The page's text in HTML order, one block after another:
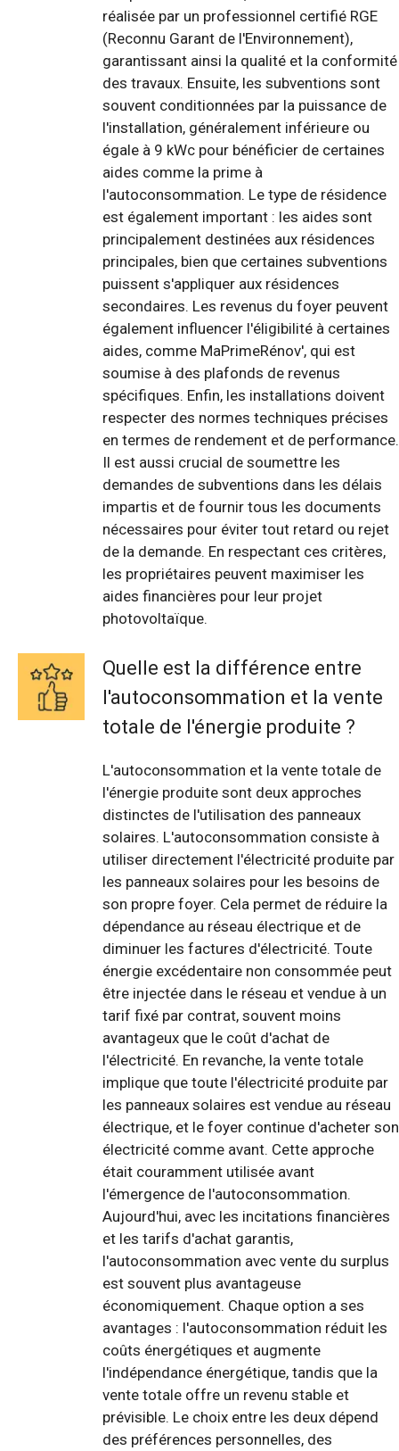
réalisée par un professionnel certifié RGE
(Reconnu Garant de l'Environnement),
garantissant ainsi la qualité et la conformité
des travaux. Ensuite, les subventions sont
souvent conditionnées par la puissance de
l'installation, généralement inférieure ou
égale à 9 kWc pour bénéficier de certaines
aides comme la prime à
l'autoconsommation. Le type de résidence
est également important : les aides sont
principalement destinées aux résidences
principales, bien que certaines subventions
puissent s'appliquer aux résidences
secondaires. Les revenus du foyer peuvent
également influencer l'éligibilité à certaines
aides, comme MaPrimeRénov', qui est
soumise à des plafonds de revenus
spécifiques. Enfin, les installations doivent
respecter des normes techniques précises
en termes de rendement et de performance.
Il est aussi crucial de soumettre les
demandes de subventions dans les délais
impartis et de fournir tous les documents
nécessaires pour éviter tout retard ou rejet
de la demande. En respectant ces critères,
les propriétaires peuvent maximiser les
aides financières pour leur projet
photovoltaïque.
Quelle est la différence entre
l'autoconsommation et la vente
totale de l'énergie produite ?
L'autoconsommation et la vente totale de
l'énergie produite sont deux approches
distinctes de l'utilisation des panneaux
solaires. L'autoconsommation consiste à
utiliser directement l'électricité produite par
les panneaux solaires pour les besoins de
son propre foyer. Cela permet de réduire la
dépendance au réseau électrique et de
diminuer les factures d'électricité. Toute
énergie excédentaire non consommée peut
être injectée dans le réseau et vendue à un
tarif fixé par contrat, souvent moins
avantageux que le coût d'achat de
l'électricité. En revanche, la vente totale
implique que toute l'électricité produite par
les panneaux solaires est vendue au réseau
électrique, et le foyer continue d'acheter son
électricité comme avant. Cette approche
était couramment utilisée avant
l'émergence de l'autoconsommation.
Aujourd'hui, avec les incitations financières
et les tarifs d'achat garantis,
l'autoconsommation avec vente du surplus
est souvent plus avantageuse
économiquement. Chaque option a ses
avantages : l'autoconsommation réduit les
coûts énergétiques et augmente
l'indépendance énergétique, tandis que la
vente totale offre un revenu stable et
prévisible. Le choix entre les deux dépend
des préférences personnelles, des